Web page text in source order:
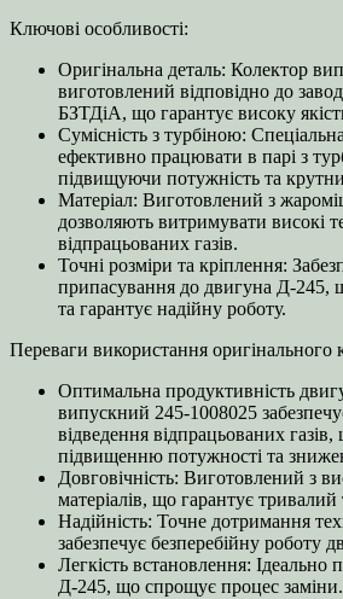
Ключові особливості:
Оригінальна деталь: Колектор
виготовлений відповідно до
БЗТДіА, що гарантує високу
Сумісність з турбіною:
ефективно працювати в парі з
підвищуючи потужність та
Матеріал: Виготовлений з
дозволяють витримувати високі
відпрацьованих газів.
Точні розміри та кріплення:
припасування до двигуна Д-245,
та гарантує надійну роботу.
Переваги використання оригінального
Оптимальна продуктивність
випускний 245-1008025
відведення відпрацьованих
підвищенню потужності та
Довговічність: Виготовлений з
матеріалів, що гарантує
Надійність: Точне дотримання
забезпечує безперебійну роботу
Легкість встановлення: Ідеально
Д-245, що спрощує процес заміни.